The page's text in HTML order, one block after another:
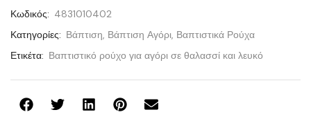
Κωδικός: 4831010402
Κατηγορίες: Βάπτιση, Βάπτιση Αγόρι, Βαπτιστικά Ρούχα
Ετικέτα: Βαπτιστικό ρούχο για αγόρι σε θαλασσί και λευκό